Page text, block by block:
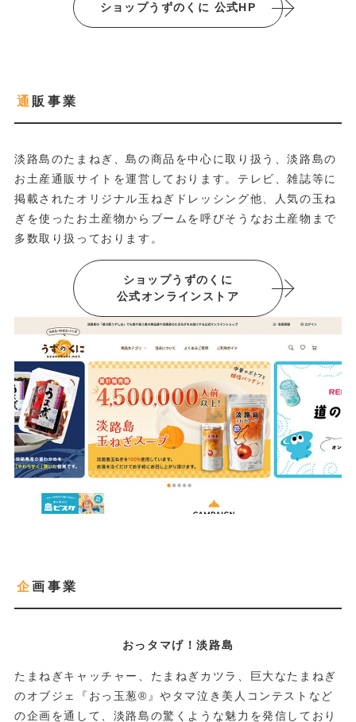
ショップうずのくに 公式HP
通販事業
淡路島のたまねぎ、島の商品を中心に取り扱う、淡路島の
お土産通販サイトを運営しております。テレビ、雑誌等に
掲載されたオリジナル玉ねぎドレッシング他、人気の玉ね
ぎを使ったお土産物からブームを呼びそうなお土産物まで
多数取り扱っております。
ショップうずのくに
公式オンラインストア
企画事業
おっタマげ！淡路島
たまねぎキャッチャー、たまねぎカツラ、巨大なたまねぎ
のオブジェ『おっ玉葱®』やタマ泣き美人コンテストなど
の企画を通して、淡路島の驚くような魅力を発信しており